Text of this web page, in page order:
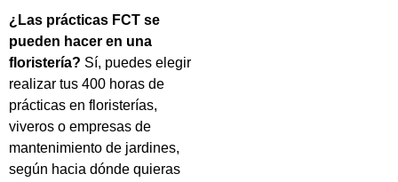
¿Las prácticas FCT se
pueden hacer en una
floristería? Sí, puedes elegir
realizar tus 400 horas de
prácticas en floristerías,
viveros o empresas de
mantenimiento de jardines,
según hacia dónde quieras